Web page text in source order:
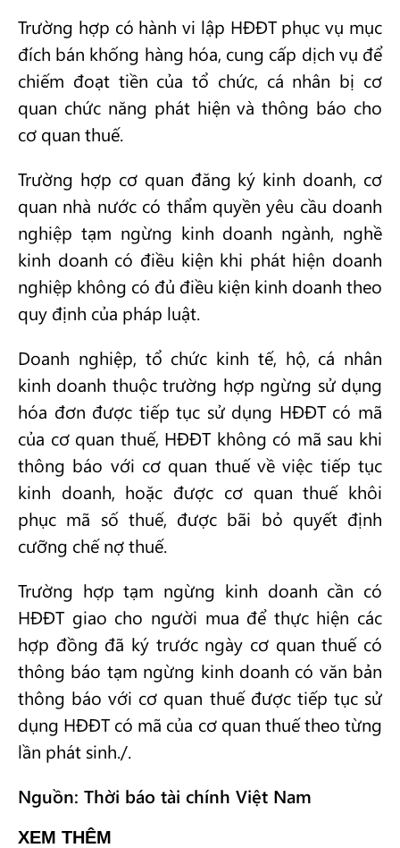
Trường hợp có hành vi lập HĐĐT phục vụ mục
đích bán khống hàng hóa, cung cấp dịch vụ để
chiếm đoạt tiền của tổ chức, cá nhân bị cơ
quan chức năng phát hiện và thông báo cho
cơ quan thuế.
Trường hợp cơ quan đăng ký kinh doanh, cơ
quan nhà nước có thẩm quyền yêu cầu doanh
nghiệp tạm ngừng kinh doanh ngành, nghề
kinh doanh có điều kiện khi phát hiện doanh
nghiệp không có đủ điều kiện kinh doanh theo
quy định của pháp luật.
Doanh nghiệp, tổ chức kinh tế, hộ, cá nhân
kinh doanh thuộc trường hợp ngừng sử dụng
hóa đơn được tiếp tục sử dụng HĐĐT có mã
của cơ quan thuế, HĐĐT không có mã sau khi
thông báo với cơ quan thuế về việc tiếp tục
kinh doanh, hoặc được cơ quan thuế khôi
phục mã số thuế, được bãi bỏ quyết định
cưỡng chế nợ thuế.
Trường hợp tạm ngừng kinh doanh cần có
HĐĐT giao cho người mua để thực hiện các
hợp đồng đã ký trước ngày cơ quan thuế có
thông báo tạm ngừng kinh doanh có văn bản
thông báo với cơ quan thuế được tiếp tục sử
dụng HĐĐT có mã của cơ quan thuế theo từng
lần phát sinh./.
Nguồn: Thời báo tài chính Việt Nam
XEM THÊM